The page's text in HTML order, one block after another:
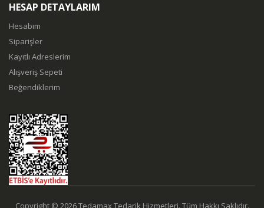
HESAP DETAYLARIM
Hesabım
Siparişler
Kayıtlı Adreslerim
Alışveriş Sepeti
Beğendiklerim
Copyright © 2026 Tedamax Tedarik Hizmetleri. Tüm Hakkı Saklıdır.